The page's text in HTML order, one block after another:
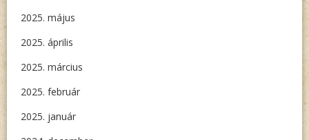
2025. május
2025. április
2025. március
2025. február
2025. január